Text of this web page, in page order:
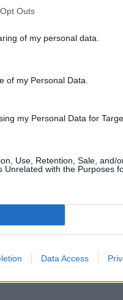
Outs
of my personal data.
of my Personal Data.
my Personal Data for
Use, Retention, Sale, and/
Unrelated with the Purposes
Data Access